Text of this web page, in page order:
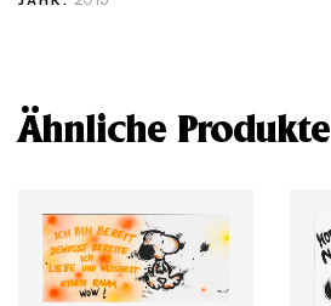
Ähnliche Produkte